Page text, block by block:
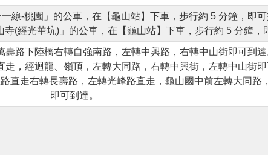
線-桃園」的公車，在【龜山站】下車，步行約 5 分鐘，即可
(經光華坑)」的公車，在【龜山站】下車，步行約 5 分鐘，
路下陸橋右轉自強南路，左轉中興路，右轉中山街即可到達
，經迴龍、嶺頂，左轉大同路，右轉中興街，左轉中山街即
直走右轉長壽路，左轉光峰路直走，龜山國中前左轉大同路
即可到達。